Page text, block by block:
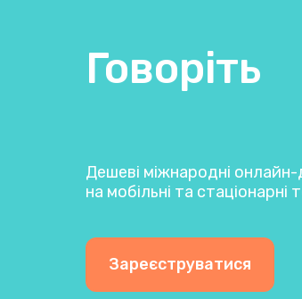
Говоріть
Дешеві міжнародні онлайн-
на мобільні та стаціонарні
Зареєструватися